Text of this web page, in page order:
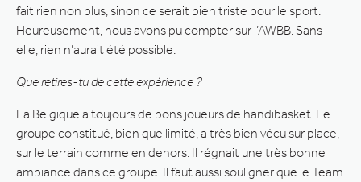
fait rien non plus, sinon ce serait bien triste pour le sport.
Heureusement, nous avons pu compter sur l’AWBB. Sans
elle, rien n’aurait été possible.
Que retires-tu de cette expérience ?
La Belgique a toujours de bons joueurs de handibasket. Le
groupe constitué, bien que limité, a très bien vécu sur place,
sur le terrain comme en dehors. Il régnait une très bonne
ambiance dans ce groupe. Il faut aussi souligner que le Team